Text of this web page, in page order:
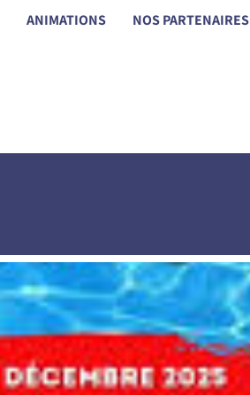
ANIMATIONS NOS PARTENAIRES